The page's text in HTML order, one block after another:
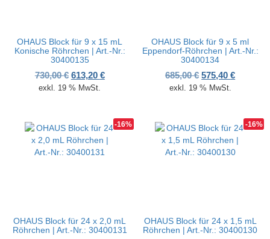
OHAUS Block für 9 x 15 mL
Konische Röhrchen | Art.-Nr.:
30400135
730,00€ Ursprünglicher Preis war: 730,00 €
613,20 €Aktueller Preis ist: 613,20 €.
exkl. 19 % MwSt.
OHAUS Block für 9 x 5 ml
Eppendorf-Röhrchen | Art.-Nr.:
30400134
685,00€ Ursprünglicher
575,40€
exkl. 19 % MwSt.
-16%
OHAUS Block für 24 x 2,0 mL
Röhrchen | Art.-Nr.: 30400131
-16%
OHAUS Block für 24 x 1,5 mL
Röhrchen | Art.-Nr.: 30400130